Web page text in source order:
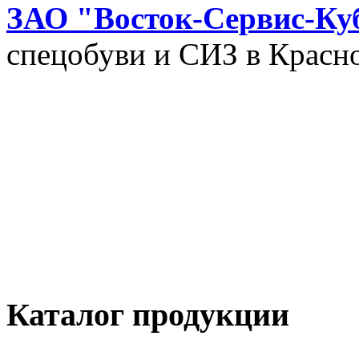
ЗАО "Восток-Сервис-
спецобуви и СИЗ в
Каталог продукции